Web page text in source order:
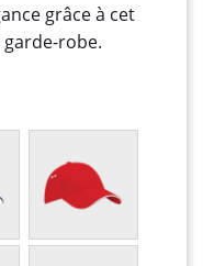
grâce à cet
robe.